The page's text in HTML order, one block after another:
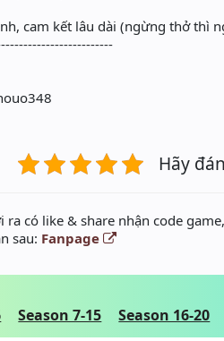
cam kết lâu dài (ngừng thở thì
Hãy
có like & share nhận code
sau: Fanpage
Season 7-15 Season 16-20